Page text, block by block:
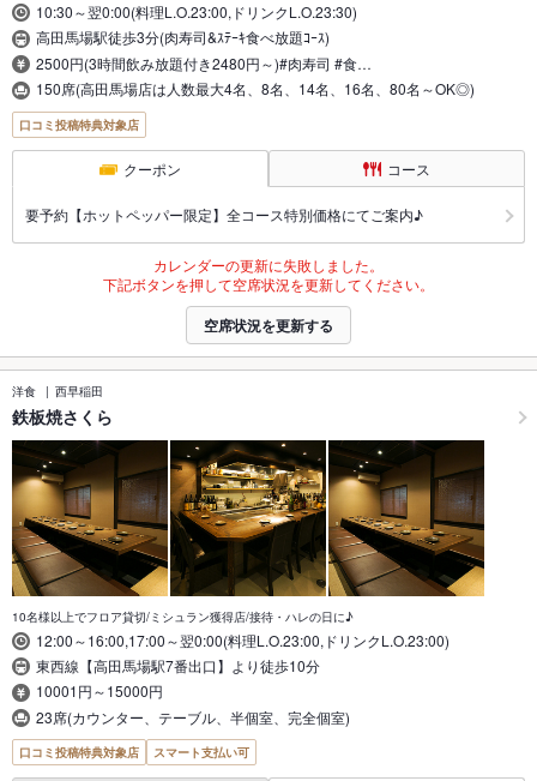
10:30～翌0:00(料理L.O.23:00,ドリンクL.O.23:30)
高田馬場駅徒歩3分(肉寿司&ｽﾃｰｷ食べ放題ｺｰｽ)
2500円(3時間飲み放題付き2480円～)#肉寿司 #食…
150席(高田馬場店は人数最大4名、8名、14名、16名、80名～OK◎)
口コミ投稿特典対象店
クーポン コース
要予約【ホットペッパー限定】全コース特別価格にてご案内♪
カレンダーの更新に失敗しました。
下記ボタンを押して空席状況を更新してください。
空席状況を更新する
洋食 西早稲田
鉄板焼さくら
10名様以上でフロア貸切/ミシュラン獲得店/接待・ハレの日に♪
12:00～16:00,17:00～翌0:00(料理L.O.23:00,ドリンクL.O.23:00)
東西線【高田馬場駅7番出口】より徒歩10分
10001円～15000円
23席(カウンター、テーブル、半個室、完全個室)
口コミ投稿特典対象店 スマート支払い可